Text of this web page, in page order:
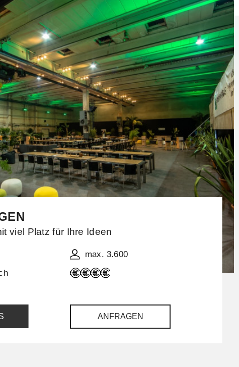
viel Platz für Ihre Ideen
max. 3.600
ANFRAGEN